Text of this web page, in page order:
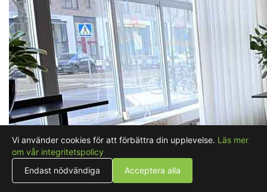
Vi använder cookies för att förbättra din upplevelse. Läs mer
om vår integritetspolicy
Endast nödvändiga
Acceptera alla